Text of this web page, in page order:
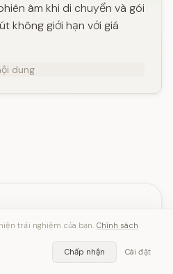
âm khi di chuyển và gói
không giới hạn với giá
dung
thử công cụ
nói thành văn
tốt nhất?
trải nghiệm của bạn. Chính sách
Chấp nhận
Cài đặt